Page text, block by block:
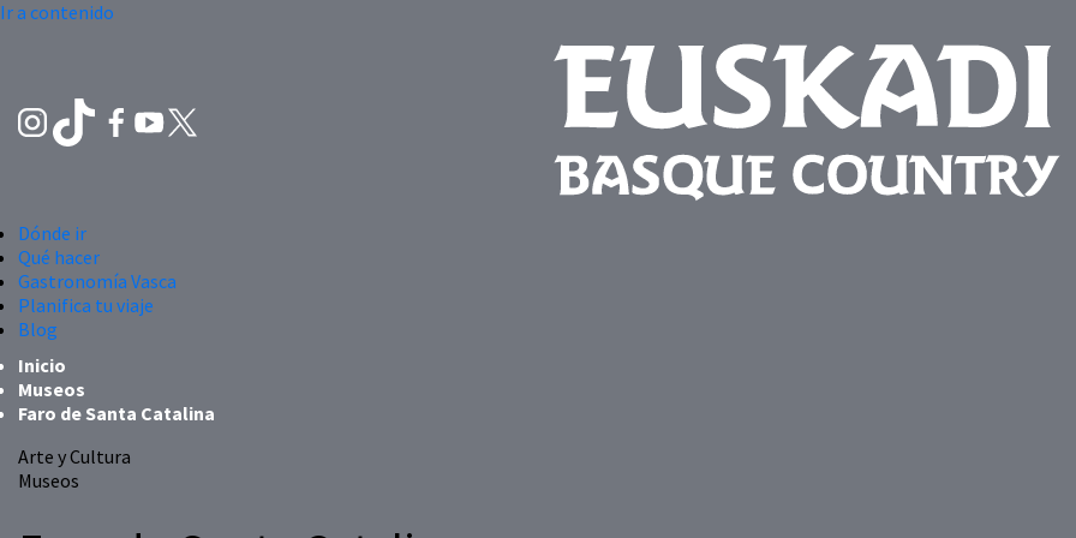
Ir a contenido
Dónde ir
Qué hacer
Gastronomía Vasca
Planifica tu viaje
Blog
Inicio
Museos
Faro de Santa Catalina
Arte y Cultura
Museos